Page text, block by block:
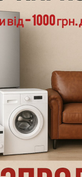
демонстрація